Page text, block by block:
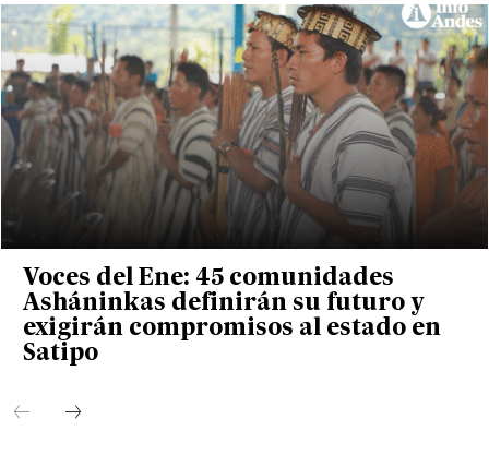
Voces del Ene: 45 comunidades
Asháninkas definirán su futuro y
exigirán compromisos al estado en
Satipo